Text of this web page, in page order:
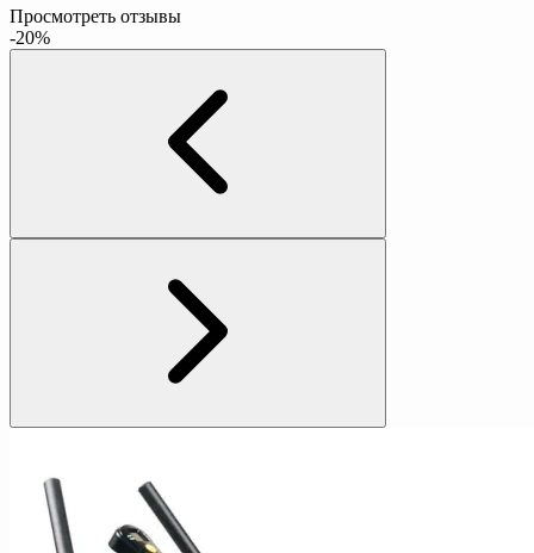
Просмотреть отзывы
-20%